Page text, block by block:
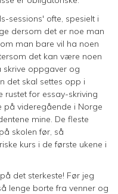
sessions' ofte, spesielt i
dersom det er noe man
man bare vil ha noen
det kan være noen
oppgaver og
det skal settes opp i
rustet for essay-skriving
på videregående i Norge
mine. De fleste
skolen før, så
kurs i de første ukene i
det sterkeste! Før jeg
lenge borte fra venner og